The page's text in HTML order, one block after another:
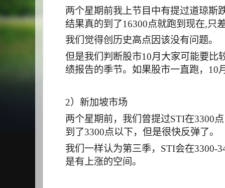
两个星期前我上节目中有提过道琼斯
结果真的到了16300点就跑到现在,只
我们觉得创历史高点因该没有问题。
但是我们判断股市10月大家可能要比
绩报告的季节。如果股市一直跑， 10
2）新加坡市场
两个星期前，我们曾提过STI在3300
到了3300点以下，但是很快反弹了。
我们一样认为第三季， STI会在3300-
是有上涨的空间。